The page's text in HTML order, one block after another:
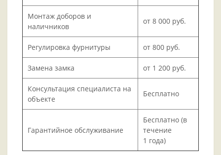
Монтаж доборов и
наличников
от 8 000 руб.
Регулировка фурнитуры от 800 руб.
Замена замка от 1 200 руб.
Консультация специалиста на
объекте
Бесплатно
Гарантийное обслуживание
Бесплатно (в
течение
1 года)